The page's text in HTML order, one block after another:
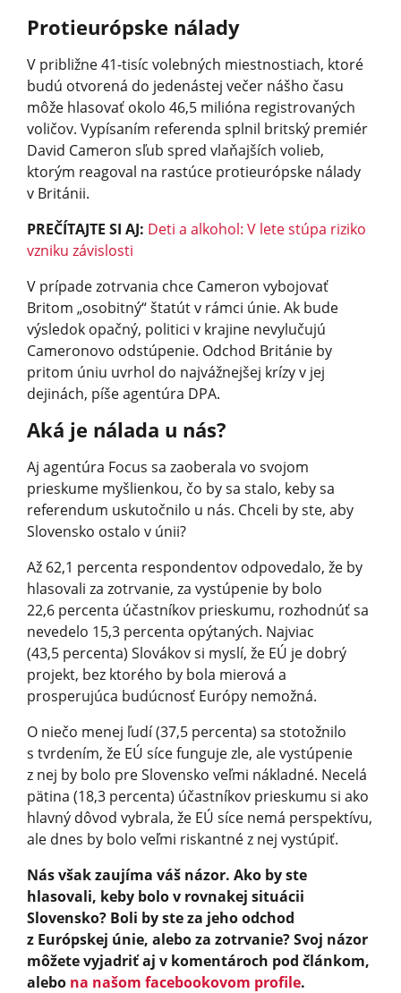
Protieurópske nálady
V približne 41-tisíc volebných miestnostiach, ktoré
budú otvorená do jedenástej večer nášho času
môže hlasovať okolo 46,5 milióna registrovaných
voličov. Vypísaním referenda splnil britský premiér
David Cameron sľub spred vlaňajších volieb,
ktorým reagoval na rastúce protieurópske nálady
v Británii.
PREČÍTAJTE SI AJ: Deti a alkohol: V lete stúpa riziko
vzniku závislosti
V prípade zotrvania chce Cameron vybojovať
Britom „osobitný“ štatút v rámci únie. Ak bude
výsledok opačný, politici v krajine nevylučujú
Cameronovo odstúpenie. Odchod Británie by
pritom úniu uvrhol do najvážnejšej krízy v jej
dejinách, píše agentúra DPA.
Aká je nálada u nás?
Aj agentúra Focus sa zaoberala vo svojom
prieskume myšlienkou, čo by sa stalo, keby sa
referendum uskutočnilo u nás. Chceli by ste, aby
Slovensko ostalo v únii?
Až 62,1 percenta respondentov odpovedalo, že by
hlasovali za zotrvanie, za vystúpenie by bolo
22,6 percenta účastníkov prieskumu, rozhodnúť sa
nevedelo 15,3 percenta opýtaných. Najviac
(43,5 percenta) Slovákov si myslí, že EÚ je dobrý
projekt, bez ktorého by bola mierová a
prosperujúca budúcnosť Európy nemožná.
O niečo menej ľudí (37,5 percenta) sa stotožnilo
s tvrdením, že EÚ síce funguje zle, ale vystúpenie
z nej by bolo pre Slovensko veľmi nákladné. Necelá
pätina (18,3 percenta) účastníkov prieskumu si ako
hlavný dôvod vybrala, že EÚ síce nemá perspektívu,
ale dnes by bolo veľmi riskantné z nej vystúpiť.
Nás však zaujíma váš názor. Ako by ste
hlasovali, keby bolo v rovnakej situácii
Slovensko? Boli by ste za jeho odchod
z Európskej únie, alebo za zotrvanie? Svoj názor
môžete vyjadriť aj v komentároch pod článkom,
alebo na našom facebookovom profile.